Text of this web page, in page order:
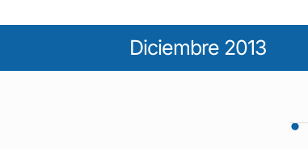
Diciembre 2013